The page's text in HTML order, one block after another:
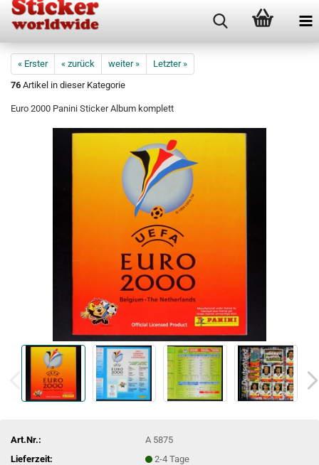
« Erster « zurück weiter »
Letzter »
76 Artikel in dieser Kategorie
Euro 2000 Panini Sticker Album komplett
Art.Nr.:
A 5875
Lieferzeit:
2-4 Tage